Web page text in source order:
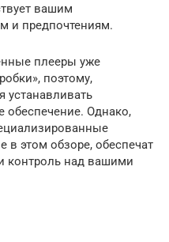
вашим
и предпочтениям.
плееры уже
поэтому,
устанавливать
обеспечение. Однако,
в этом обзоре, обеспечат
контроль над вашими